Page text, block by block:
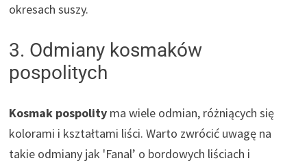
okresach suszy.
3. Odmiany kosmaków
pospolitych
Kosmak pospolity ma wiele odmian, różniących się
kolorami i kształtami liści. Warto zwrócić uwagę na
takie odmiany jak 'Fanal’ o bordowych liściach i